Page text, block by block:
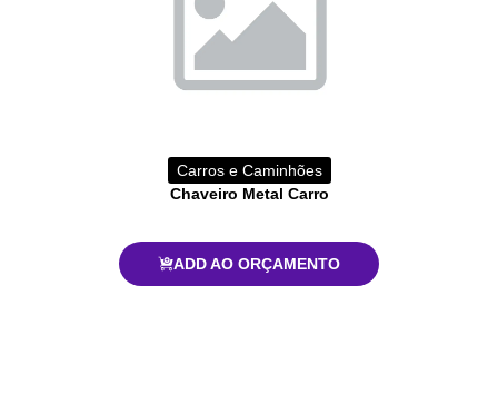
Carros e Caminhões
Chaveiro Metal Carro
ADD AO ORÇAMENTO